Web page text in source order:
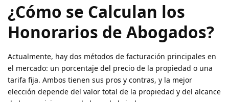
¿Cómo se Calculan los
Honorarios de Abogados?
Actualmente, hay dos métodos de facturación principales en
el mercado: un porcentaje del precio de la propiedad o una
tarifa fija. Ambos tienen sus pros y contras, y la mejor
elección depende del valor total de la propiedad y del alcance